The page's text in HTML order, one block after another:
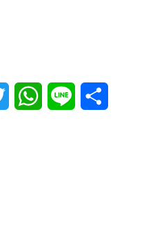
Twitter WhatsApp
Line